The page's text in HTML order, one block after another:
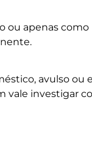
apenas como
avulso ou
vale investigar